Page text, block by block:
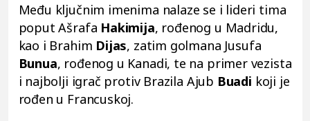
Među ključnim imenima nalaze se i lideri tima
poput Ašrafa Hakimija, rođenog u Madridu,
kao i Brahim Dijas, zatim golmana Jusufa
Bunua, rođenog u Kanadi, te na primer vezista
i najbolji igrač protiv Brazila Ajub Buadi koji je
rođen u Francuskoj.